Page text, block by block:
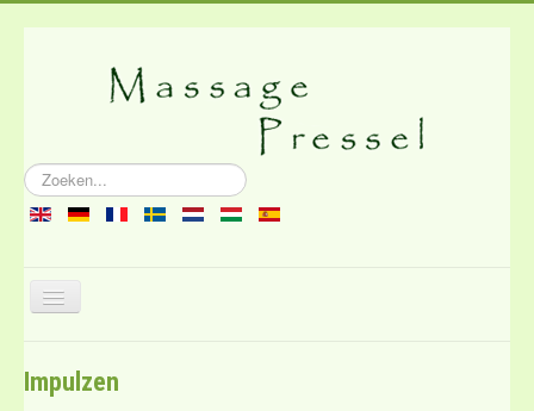
Zoeken...
Schakelen
Literatuur
Impulzen